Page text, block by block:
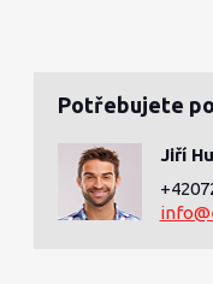
Potřebujete
Jiří